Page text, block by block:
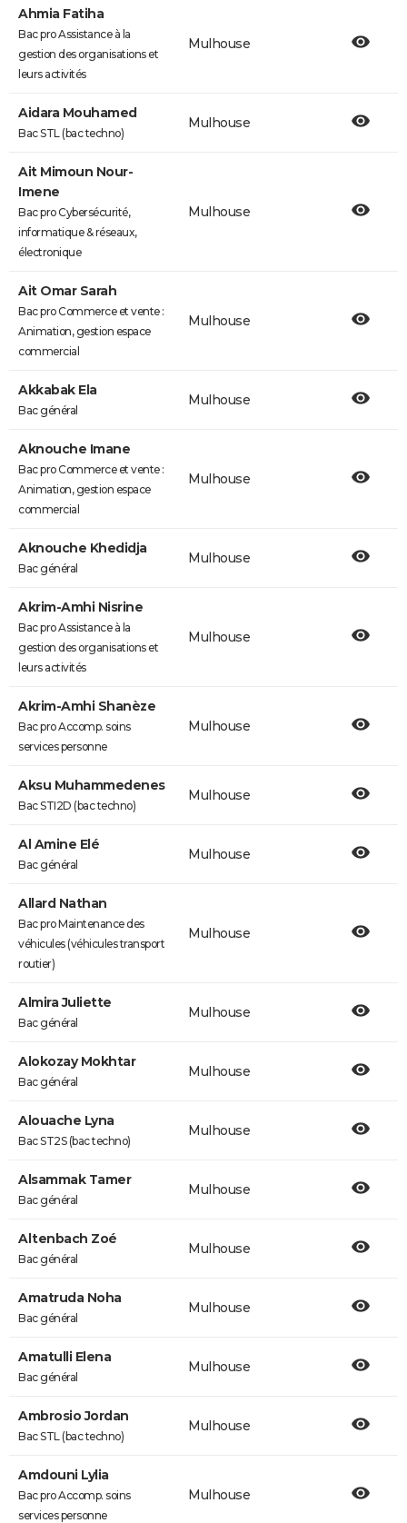
Ahmia Fatiha
Bac pro Assistance à la
gestion des organisations et
leurs activités
Mulhouse
Aidara Mouhamed
Bac STL (bac techno)
Mulhouse
Ait Mimoun Nour-
Imene
Bac pro Cybersécurité,
informatique & réseaux,
électronique
Mulhouse
Ait Omar Sarah
Bac pro Commerce et vente :
Animation, gestion espace
commercial
Mulhouse
Akkabak Ela
Bac général
Mulhouse
Aknouche Imane
Bac pro Commerce et vente :
Animation, gestion espace
commercial
Mulhouse
Aknouche Khedidja
Bac général
Mulhouse
Akrim-Amhi Nisrine
Bac pro Assistance à la
gestion des organisations et
leurs activités
Mulhouse
Akrim-Amhi Shanèze
Bac pro Accomp. soins
services personne
Mulhouse
Aksu Muhammedenes
Bac STI2D (bac techno)
Mulhouse
Al Amine Elé
Bac général
Mulhouse
Allard Nathan
Bac pro Maintenance des
véhicules (véhicules transport
routier)
Mulhouse
Almira Juliette
Bac général
Mulhouse
Alokozay Mokhtar
Bac général
Mulhouse
Alouache Lyna
Bac ST2S (bac techno)
Mulhouse
Alsammak Tamer
Bac général
Mulhouse
Altenbach Zoé
Bac général
Mulhouse
Amatruda Noha
Bac général
Mulhouse
Amatulli Elena
Bac général
Mulhouse
Ambrosio Jordan
Bac STL (bac techno)
Mulhouse
Amdouni Lylia
Bac pro Accomp. soins
services personne
Mulhouse